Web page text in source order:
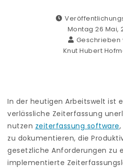
Montag 26 Mai,
Geschrieben
Knut Hubert
In der heutigen Arbeitswelt ist
verlässliche Zeiterfassung
nutzen zeiterfassung software
zu dokumentieren, die
gesetzliche Anforderungen zu
implementierte